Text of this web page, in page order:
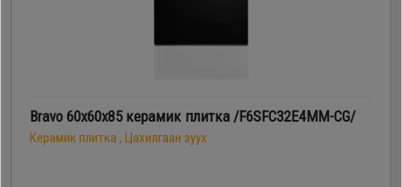
Bravo 60х60х85 керамик плитка /F6SFC32E4MM-CG/
Керамик плитка , Цахилгаан зуух